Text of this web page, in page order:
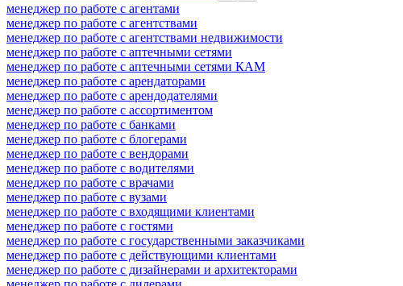
менеджер по работе с агентами
менеджер по работе с агентствами
менеджер по работе с агентствами недвижимости
менеджер по работе с аптечными сетями
менеджер по работе с аптечными сетями КАМ
менеджер по работе с арендаторами
менеджер по работе с арендодателями
менеджер по работе с ассортиментом
менеджер по работе с банками
менеджер по работе с блогерами
менеджер по работе с вендорами
менеджер по работе с водителями
менеджер по работе с врачами
менеджер по работе с вузами
менеджер по работе с входящими клиентами
менеджер по работе с гостями
менеджер по работе с государственными заказчиками
менеджер по работе с действующими клиентами
менеджер по работе с дизайнерами и архитекторами